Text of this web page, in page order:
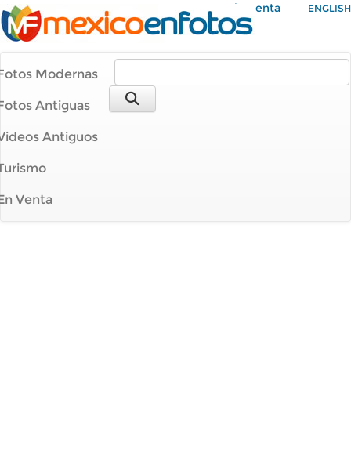
Mi Cuenta ENGLISH
Modernas
Antiguas
Antiguos
Venta